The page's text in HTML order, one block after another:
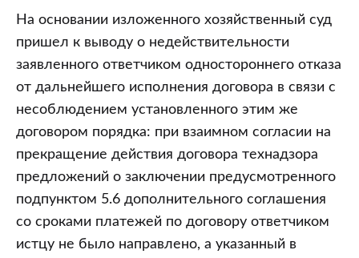
На основании изложенного хозяйственный суд
пришел к выводу о недействительности
заявленного ответчиком одностороннего отказа
от дальнейшего исполнения договора в связи с
несоблюдением установленного этим же
договором порядка: при взаимном согласии на
прекращение действия договора технадзора
предложений о заключении предусмотренного
подпунктом 5.6 дополнительного соглашения
со сроками платежей по договору ответчиком
истцу не было направлено, а указанный в